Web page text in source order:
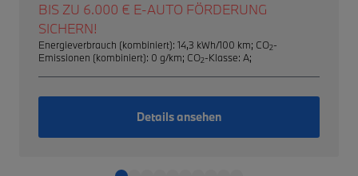
BIS ZU 6.000 € E-AUTO FÖRDERUNG
SICHERN!
Energieverbrauch (kombiniert): 14,3 kWh/100 km; CO2-
Emissionen (kombiniert): 0 g/km; CO2-Klasse: A;
Details ansehen